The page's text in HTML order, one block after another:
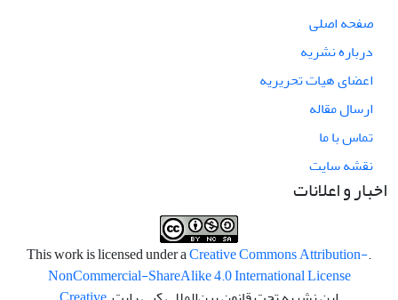
صفحه اصلی
درباره نشریه
اعضای هیات تحریریه
ارسال مقاله
تماس با ما
نقشه سایت
اخبار و اعلانات
.This work is licensed under a
Creative Commons Attribution-
NonCommercial-ShareAlike 4.0 International License